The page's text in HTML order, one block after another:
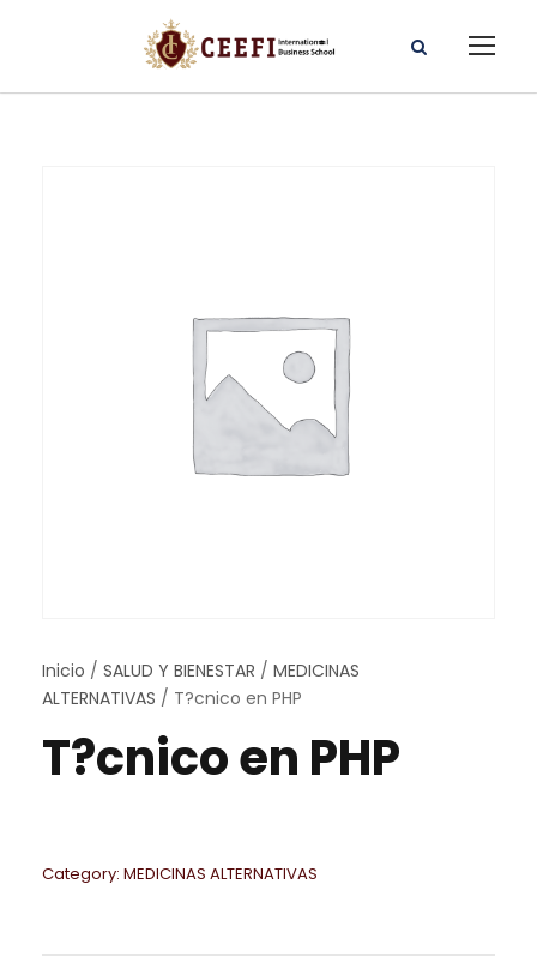
Inicio / SALUD Y BIENESTAR / MEDICINAS
ALTERNATIVAS / T?cnico en PHP
T?cnico en PHP
Category: MEDICINAS ALTERNATIVAS